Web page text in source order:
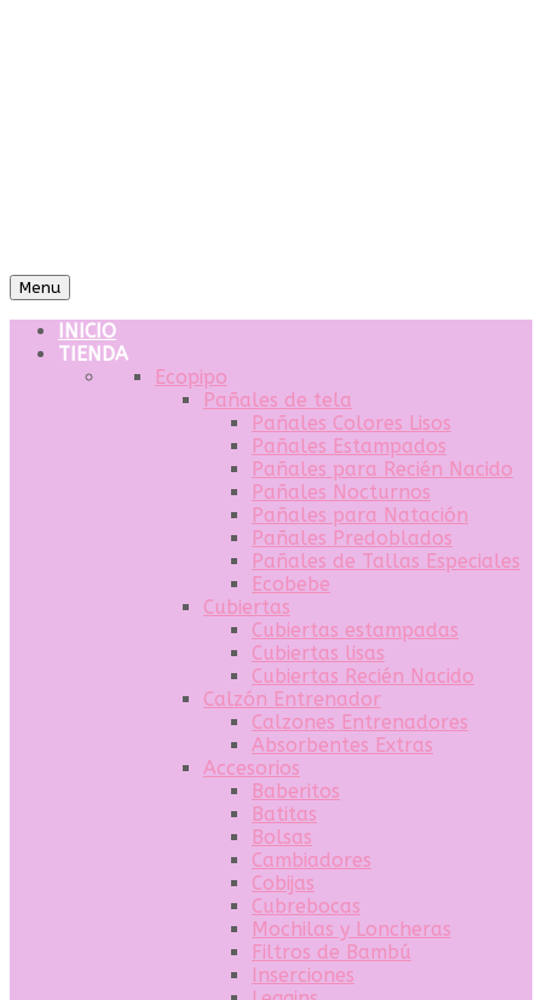
Menu
INICIO
TIENDA
Ecopipo
Pañales de tela
Pañales Colores Lisos
Pañales Estampados
Pañales para Recién Nacido
Pañales Nocturnos
Pañales para Natación
Pañales Predoblados
Pañales de Tallas Especiales
Ecobebe
Cubiertas
Cubiertas estampadas
Cubiertas lisas
Cubiertas Recién Nacido
Calzón Entrenador
Calzones Entrenadores
Absorbentes Extras
Accesorios
Baberitos
Batitas
Bolsas
Cambiadores
Cobijas
Cubrebocas
Mochilas y Loncheras
Filtros de Bambú
Inserciones